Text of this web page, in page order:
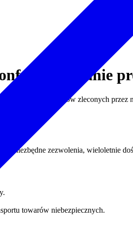
innych parametrów zleconych przez
niezbędne zezwolenia, wieloletnie
towarów niebezpiecznych.